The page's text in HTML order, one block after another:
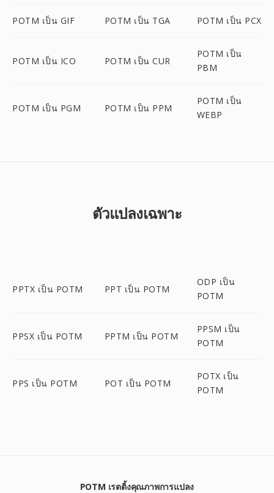
POTM เป็น GIF POTM เป็น TGA POTM เป็น PCX
POTM เป็น ICO POTM เป็น CUR
POTM เป็น
PBM
POTM เป็น PGM POTM เป็น PPM
POTM เป็น
WEBP
ตัวแปลงเฉพาะ
PPTX เป็น POTM PPT เป็น POTM
ODP เป็น
POTM
PPSX เป็น POTM PPTM เป็น POTM
PPSM เป็น
POTM
PPS เป็น POTM POT เป็น POTM
POTX เป็น
POTM
POTM เรตติ้งคุณภาพการแปลง